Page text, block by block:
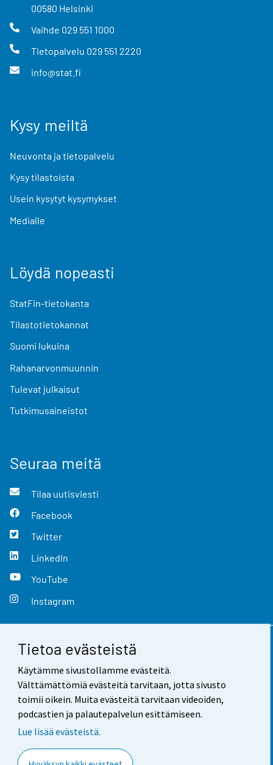
Tietoa evästeistä
Käytämme sivustollamme evästeitä.
Välttämättömiä evästeitä tarvitaan, jotta sivusto
toimii oikein. Muita evästeitä tarvitaan videoiden,
podcastien ja palautepalvelun esittämiseen.
Lue lisää evästeistä.
00580 Helsinki
Vaihde 029 551 1000
Tietopalvelu 029 551 2220
info@stat.fi
Kysy meiltä
Neuvonta ja tietopalvelu
Kysy tilastoista
Usein kysytyt kysymykset
Medialle
Löydä nopeasti
StatFin-tietokanta
Tilastotietokannat
Suomi lukuina
Rahanarvonmuunnin
Tulevat julkaisut
Tutkimusaineistot
Seuraa meitä
Tilaa uutisviesti
Facebook
Twitter
LinkedIn
YouTube
Instagram
Yhteystiedot
Palaute
Käyttöehdot
Saavutettavuus